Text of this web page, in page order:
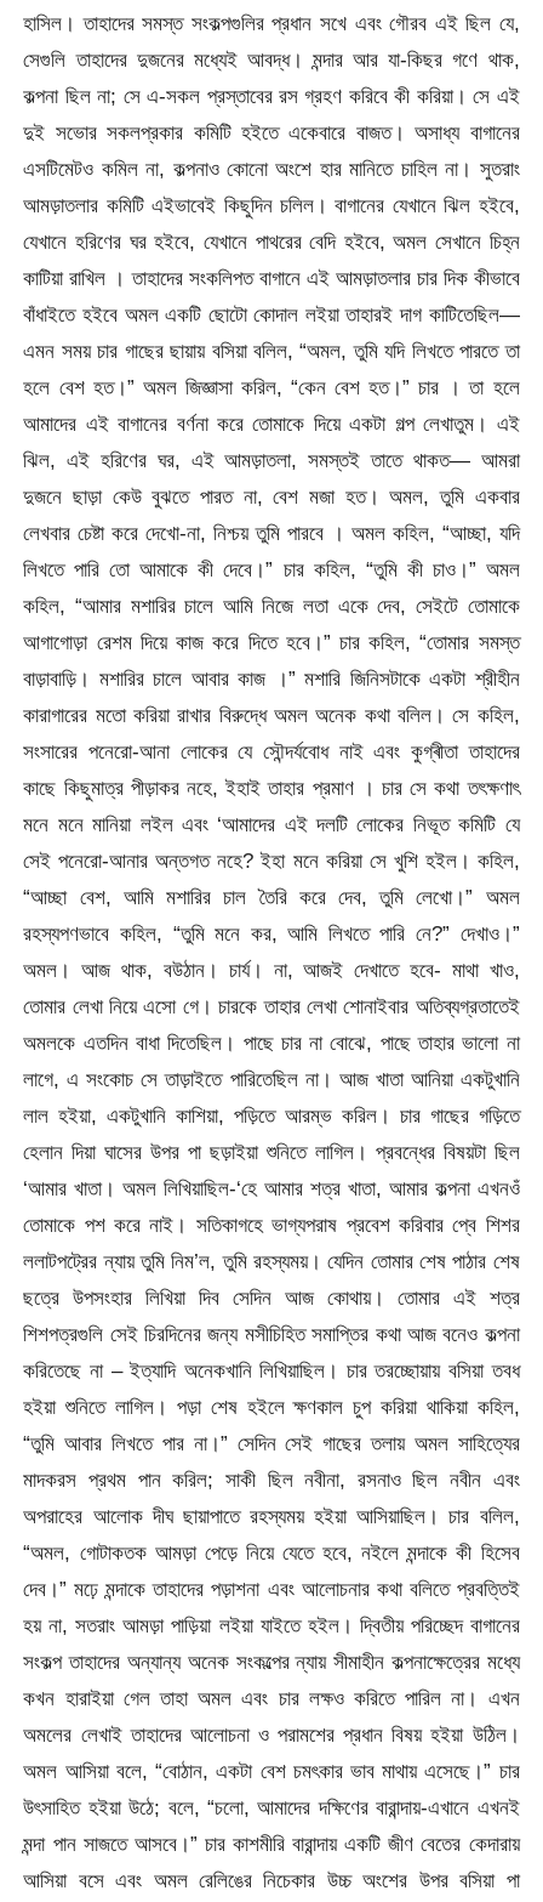
হাসিল। তাহাদের সমস্ত সংকল্পগুলির প্রধান সখে এবং গৌরব এই ছিল যে,
সেগুলি তাহাদের দুজনের মধ্যেই আবদ্ধ। মন্দার আর যা-কিছর গণে থাক,
কল্পনা ছিল না; সে এ-সকল প্রস্তাবের রস গ্রহণ করিবে কী করিয়া। সে এই
দুই সভোর সকলপ্রকার কমিটি হইতে একেবারে বাজত। অসাধ্য বাগানের
এসটিমেটও কমিল না, কল্পনাও কোনো অংশে হার মানিতে চাহিল না। সুতরাং
আমড়াতলার কমিটি এইভাবেই কিছুদিন চলিল। বাগানের যেখানে ঝিল হইবে,
যেখানে হরিণের ঘর হইবে, যেখানে পাথরের বেদি হইবে, অমল সেখানে চিহ্ন
কাটিয়া রাখিল ।তাহাদের সংকলিপত বাগানে এই আমড়াতলার চার দিক কীভাবে
বাঁধাইতে হইবে অমল একটি ছোটো কোদাল লইয়া তাহারই দাগ কাটিতেছিল—
এমন সময় চার গাছের ছায়ায় বসিয়া বলিল, “অমল, তুমি যদি লিখতে পারতে তা
হলে বেশ হত।” অমল জিজ্ঞাসা করিল, “কেন বেশ হত।” চার । তা হলে
আমাদের এই বাগানের বর্ণনা করে তোমাকে দিয়ে একটা গল্প লেখাতুম। এই
ঝিল, এই হরিণের ঘর, এই আমড়াতলা, সমস্তই তাতে থাকত— আমরা
দুজনে ছাড়া কেউ বুঝতে পারত না, বেশ মজা হত। অমল, তুমি একবার
লেখবার চেষ্টা করে দেখো-না, নিশ্চয় তুমি পারবে । অমল কহিল, “আচ্ছা, যদি
লিখতে পারি তো আমাকে কী দেবে।” চার কহিল, “তুমি কী চাও।” অমল
কহিল, “আমার মশারির চালে আমি নিজে লতা একে দেব, সেইটে তোমাকে
আগাগোড়া রেশম দিয়ে কাজ করে দিতে হবে।” চার কহিল, “তোমার সমস্ত
বাড়াবাড়ি। মশারির চালে আবার কাজ ।” মশারি জিনিসটাকে একটা শ্রীহীন
কারাগারের মতো করিয়া রাখার বিরুদ্ধে অমল অনেক কথা বলিল। সে কহিল,
সংসারের পনেরো-আনা লোকের যে সৌন্দৰ্যবোধ নাই এবং কুগ্ৰীতা তাহাদের
কাছে কিছুমাত্র পীড়াকর নহে, ইহাই তাহার প্রমাণ । চার সে কথা তৎক্ষণাৎ
মনে মনে মানিয়া লইল এবং ‘আমাদের এই দলটি লোকের নিভূত কমিটি যে
সেই পনেরো-আনার অন্তগত নহে? ইহা মনে করিয়া সে খুশি হইল। কহিল,
“আচ্ছা বেশ, আমি মশারির চাল তৈরি করে দেব, তুমি লেখো।” অমল
রহস্যপণভাবে কহিল, “তুমি মনে কর, আমি লিখতে পারি নে?” দেখাও।”
অমল। আজ থাক, বউঠান। চার্য। না, আজই দেখাতে হবে- মাথা খাও,
তোমার লেখা নিয়ে এসো গে। চারকে তাহার লেখা শোনাইবার অতিব্যগ্রতাতেই
অমলকে এতদিন বাধা দিতেছিল। পাছে চার না বোঝে, পাছে তাহার ভালো না
লাগে, এ সংকোচ সে তাড়াইতে পারিতেছিল না। আজ খাতা আনিয়া একটুখানি
লাল হইয়া, একটুখানি কাশিয়া, পড়িতে আরম্ভ করিল। চার গাছের গড়িতে
হেলান দিয়া ঘাসের উপর পা ছড়াইয়া শুনিতে লাগিল। প্রবন্ধের বিষয়টা ছিল
‘আমার খাতা। অমল লিখিয়াছিল-‘হে আমার শত্র খাতা, আমার কল্পনা এখনওঁ
তোমাকে পশ করে নাই। সতিকাগহে ভাগ্যপরাষ প্রবেশ করিবার প্বে শিশর
ললাটপট্রের ন্যায় তুমি নিম’ল, তুমি রহস্যময়। যেদিন তোমার শেষ পাঠার শেষ
ছত্রে উপসংহার লিখিয়া দিব সেদিন আজ কোথায়। তোমার এই শত্র
শিশপত্রগুলি সেই চিরদিনের জন্য মসীচিহিত সমাপ্তির কথা আজ বনেও কল্পনা
করিতেছে না – ইত্যাদি অনেকখানি লিখিয়াছিল। চার তরচ্ছোয়ায় বসিয়া তবধ
হইয়া শুনিতে লাগিল। পড়া শেষ হইলে ক্ষণকাল চুপ করিয়া থাকিয়া কহিল,
“তুমি আবার লিখতে পার না।” সেদিন সেই গাছের তলায় অমল সাহিত্যের
মাদকরস প্রথম পান করিল; সাকী ছিল নবীনা, রসনাও ছিল নবীন এবং
অপরাহের আলোক দীঘ ছায়াপাতে রহস্যময় হইয়া আসিয়াছিল। চার বলিল,
“অমল, গোটাকতক আমড়া পেড়ে নিয়ে যেতে হবে, নইলে মন্দাকে কী হিসেব
দেব।” মঢ়ে মন্দাকে তাহাদের পড়াশনা এবং আলোচনার কথা বলিতে প্রবত্তিই
হয় না, সতরাং আমড়া পাড়িয়া লইয়া যাইতে হইল। দ্বিতীয় পরিচ্ছেদ বাগানের
সংকল্প তাহাদের অন্যান্য অনেক সংকল্পের ন্যায় সীমাহীন কল্পনাক্ষেত্রের মধ্যে
কখন হারাইয়া গেল তাহা অমল এবং চার লক্ষও করিতে পারিল না। এখন
অমলের লেখাই তাহাদের আলোচনা ও পরামশের প্রধান বিষয় হইয়া উঠিল।
অমল আসিয়া বলে, “বোঠান, একটা বেশ চমৎকার ভাব মাথায় এসেছে।” চার
উৎসাহিত হইয়া উঠে; বলে, “চলো, আমাদের দক্ষিণের বারান্দায়-এখানে এখনই
মন্দা পান সাজতে আসবে।” চার কাশমীরি বারান্দায় একটি জীণ বেতের কেদারায়
আসিয়া বসে এবং অমল রেলিঙের নিচেকার উচ্চ অংশের উপর বসিয়া পা